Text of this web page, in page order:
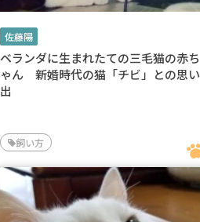
佐藤陽
ベランダに生まれたての三毛猫の赤ち
ゃん 新婚時代の猫「チビ」との思い
出
飼い方